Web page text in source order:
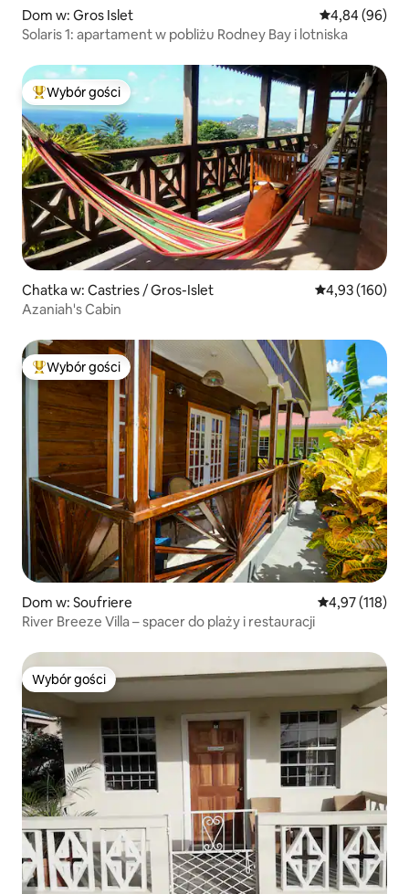
Dom w: Gros Islet Średnia
4,84 (96)
Solaris 1: apartament w pobliżu Rodney Bay i lotniska
Najpopularniejsze z kategorii Wybór gości
Wybór gości
Chatka w: Castries / Gros-Islet Średnia
4,93 (160)
Azaniah's Cabin
Najpopularniejsze z kategorii Wybór gości
Wybór gości
Dom w: Soufriere Średnia
4,97 (118)
River Breeze Villa – spacer do plaży i restauracji
Wybór gości
Wybór gości